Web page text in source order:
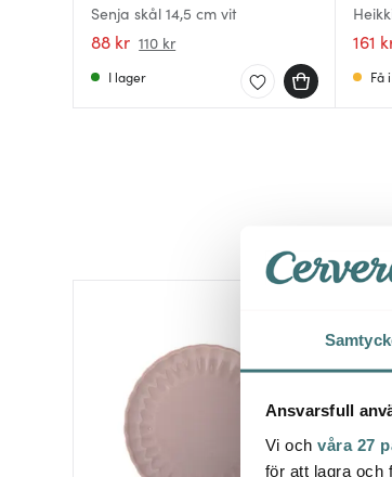
Ansvarsfull
Vi och våra 27
för att lagra och
Senja skål 14,5 cm vit
88 kr 110 kr
I lager
161
Få